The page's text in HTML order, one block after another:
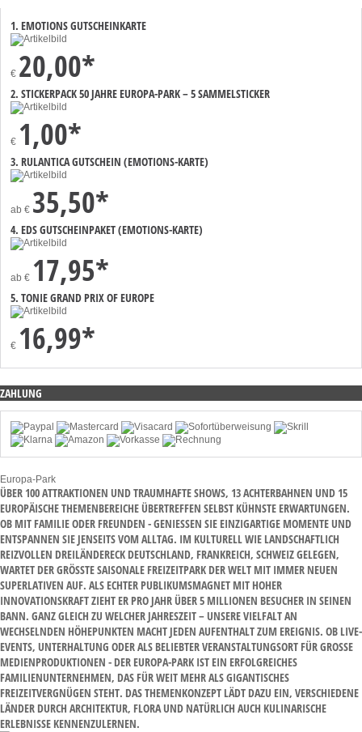
1. EMOTIONS GUTSCHEINKARTE
€ 20,00*
2. STICKERPACK 50 JAHRE EUROPA-PARK – 5 SAMMELSTICKER
€ 1,00*
3. RULANTICA GUTSCHEIN (EMOTIONS-KARTE)
ab € 35,50*
4. EDS GUTSCHEINPAKET (EMOTIONS-KARTE)
ab € 17,95*
5. TONIE GRAND PRIX OF EUROPE
€ 16,99*
ZAHLUNG
Europa-Park
ÜBER 100 ATTRAKTIONEN UND TRAUMHAFTE SHOWS, 13 ACHTERBAHNEN UND 15
EUROPÄISCHE THEMENBEREICHE ÜBERTREFFEN SELBST KÜHNSTE ERWARTUNGEN.
OB MIT FAMILIE ODER FREUNDEN - GENIESSEN SIE EINZIGARTIGE MOMENTE UND E
NTSPANNEN SIE JENSEITS VOM ALLTAG. IM KULTURELL WIE LANDSCHAFTLICH R
EIZVOLLEN DREILÄNDERECK DEUTSCHLAND, FRANKREICH, SCHWEIZ GELEGEN, W
ARTET DER GRÖSSTE SAISONALE FREIZEITPARK DER WELT MIT IMMER NEUEN SU
PERLATIVEN AUF. ALS ECHTER PUBLIKUMSMAGNET MIT HOHER IN
NOVATIONSKRAFT ZIEHT ER PRO JAHR ÜBER 5 MILLIONEN BESUCHER IN SEINEN BA
NN. GANZ GLEICH ZU WELCHER JAHRESZEIT – UNSERE VIELFALT AN WE
CHSELNDEN HÖHEPUNKTEN MACHT JEDEN AUFENTHALT ZUM EREIGNIS. OB LIVE-EV
ENTS, UNTERHALTUNG ODER ALS BELIEBTER VERANSTALTUNGSORT FÜR GROSSE MED
IENPRODUKTIONEN - DER EUROPA-PARK IST EIN ERFOLGREICHES FAM
ILIENUNTERNEHMEN, DAS FÜR WEIT MEHR ALS GIGANTISCHES FRE
IZEITVERGNÜGEN STEHT. DAS THEMENKONZEPT LÄDT DAZU EIN, VERSCHIEDENE LÄN
DER DURCH ARCHITEKTUR, FLORA UND NATÜRLICH AUCH KULINARISCHE ERL
EBNISSE KENNENZULERNEN.